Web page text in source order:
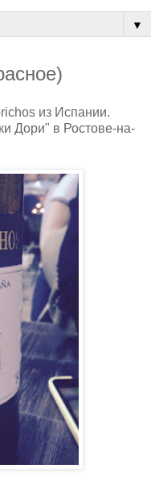
▼
из Испании.
Дори" в Ростове-на-